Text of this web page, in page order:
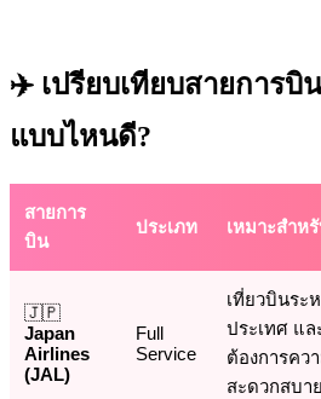
✈️ เปรียบเทียบสายการบิ
แบบไหนดี?
สายการ
บิน
ประเภท เหมาะสำห
🇯🇵
Japan
Airlines
(JAL)
Full
Service
เที่ยวบินระ
ประเทศ แล
ต้องการคว
สะดวกสบาย